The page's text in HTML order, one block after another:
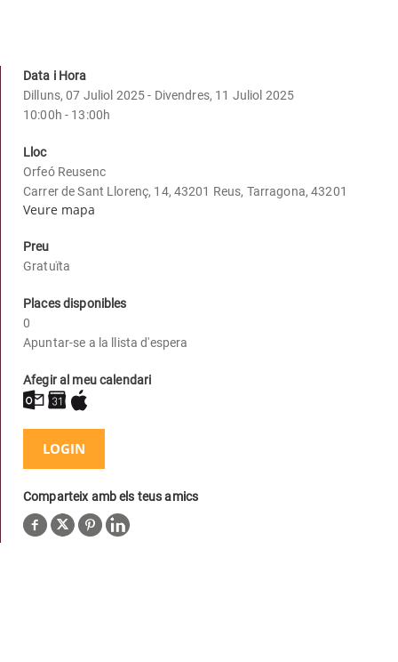
Data i Hora
Dilluns, 07 Juliol 2025 - Divendres, 11 Juliol 2025
10:00h - 13:00h
Lloc
Orfeó Reusenc
Carrer de Sant Llorenç, 14, 43201 Reus, Tarragona, 43201
Veure mapa
Preu
Gratuïta
Places disponibles
0
Apuntar-se a la llista d'espera
Afegir al meu calendari
LOGIN
Comparteix amb els teus amics